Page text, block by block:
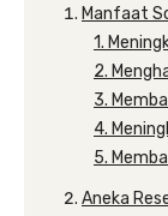
Manfaat
1.
2.
3.
4.
5.
Aneka